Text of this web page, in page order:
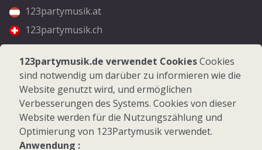
123partymusik.at
123partymusik.ch
Folgen Sie uns
Facebook
Instagram
123partymusik.de verwendet CookiesCookies
sind notwendig um darüber zu informieren wie die
Website genutzt wird, und ermöglichen
Verbesserungen des Systems. Cookies von dieser
Website werden für die Nutzungszählung und
Optimierung von 123Partymusik verwendet.
Anwendung :